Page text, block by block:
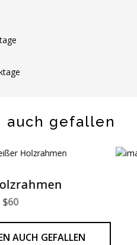
auch gefallen
$60
AUCH GEFALLEN